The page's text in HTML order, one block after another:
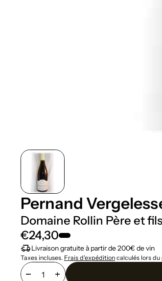
Pernand
Domaine Rollin Père et fils
€24,30
delivery_truck_speedLivraison gratuite à partir de 200€ de vin
Taxes incluses. Frais d'expédition calculés lors
remove add